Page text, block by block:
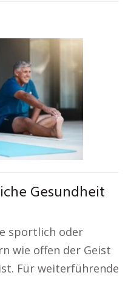
Gesundheit
sportlich oder
wie offen der Geist
Für weiterführende